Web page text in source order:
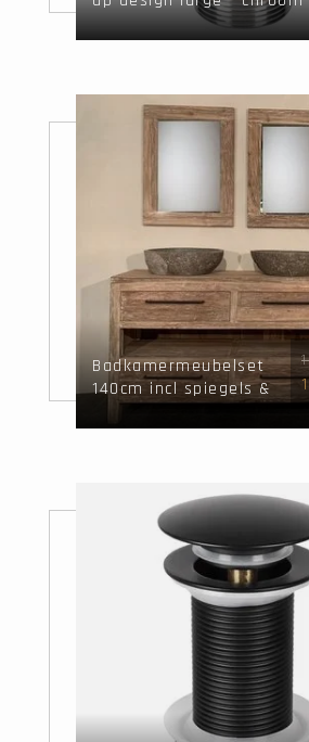
- Mix&Match
Badkamermeubelset
140cm incl spiegels &
Wash